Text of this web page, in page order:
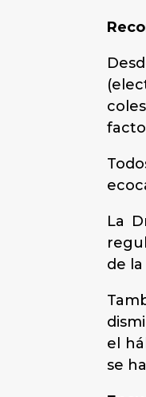
La
de
el
se